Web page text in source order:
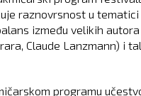
raznovrsnost u
između velikih
Claude Lanzmann) i
programu